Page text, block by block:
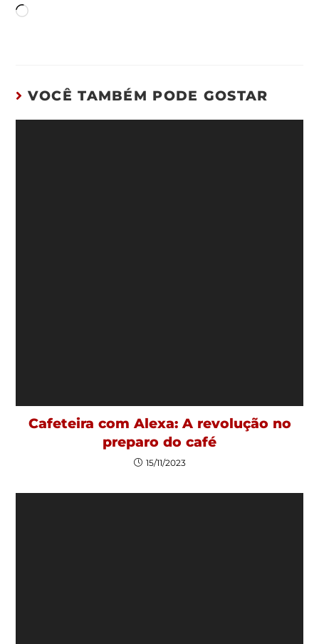
VOCÊ TAMBÉM PODE GOSTAR
Cafeteira com Alexa: A revolução no
preparo do café
15/11/2023